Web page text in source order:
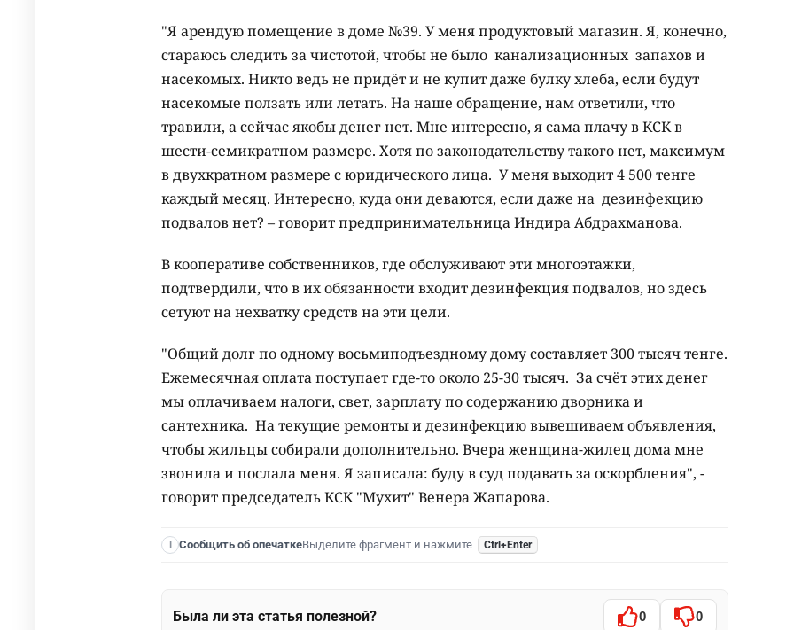
"Я арендую помещение в доме №39. У меня продуктовый магазин. Я, конечно,
стараюсь следить за чистотой, чтобы не было канализационных запахов и
насекомых. Никто ведь не придёт и не купит даже булку хлеба, если будут
насекомые ползать или летать. На наше обращение, нам ответили, что
травили, а сейчас якобы денег нет. Мне интересно, я сама плачу в КСК в
шести-семикратном размере. Хотя по законодательству такого нет, максимум
в двухкратном размере с юридического лица. У меня выходит 4 500 тенге
каждый месяц. Интересно, куда они деваются, если даже на дезинфекцию
подвалов нет? – говорит предпринимательница Индира Абдрахманова.
В кооперативе собственников, где обслуживают эти многоэтажки,
подтвердили, что в их обязанности входит дезинфекция подвалов, но здесь
сетуют на нехватку средств на эти цели.
"Общий долг по одному восьмиподъездному дому составляет 300 тысяч тенге.
Ежемесячная оплата поступает где-то около 25-30 тысяч. За счёт этих денег
мы оплачиваем налоги, свет, зарплату по содержанию дворника и
сантехника. На текущие ремонты и дезинфекцию вывешиваем объявления,
чтобы жильцы собирали дополнительно. Вчера женщина-жилец дома мне
звонила и послала меня. Я записала: буду в суд подавать за оскорбления", -
говорит председатель КСК "Мухит" Венера Жапарова.
Сообщить об опечаткеВыделите фрагмент и нажмите Ctrl+Enter
Была ли эта статья полезной? 0 0